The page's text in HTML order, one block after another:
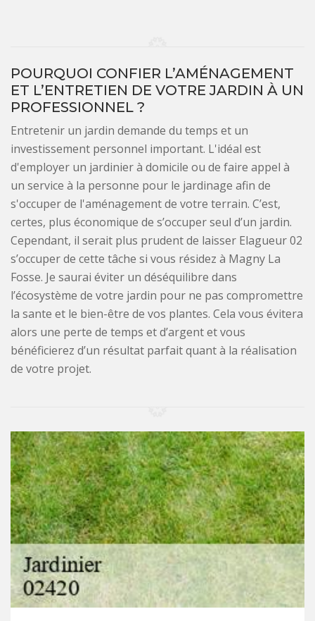
POURQUOI CONFIER L’AMÉNAGEMENT
ET L’ENTRETIEN DE VOTRE JARDIN À UN
PROFESSIONNEL ?
Entretenir un jardin demande du temps et un
investissement personnel important. L'idéal est
d'employer un jardinier à domicile ou de faire appel à
un service à la personne pour le jardinage afin de
s'occuper de l'aménagement de votre terrain. C’est,
certes, plus économique de s’occuper seul d’un jardin.
Cependant, il serait plus prudent de laisser Elagueur 02
s’occuper de cette tâche si vous résidez à Magny La
Fosse. Je saurai éviter un déséquilibre dans
l’écosystème de votre jardin pour ne pas compromettre
la sante et le bien-être de vos plantes. Cela vous évitera
alors une perte de temps et d’argent et vous
bénéficierez d’un résultat parfait quant à la réalisation
de votre projet.